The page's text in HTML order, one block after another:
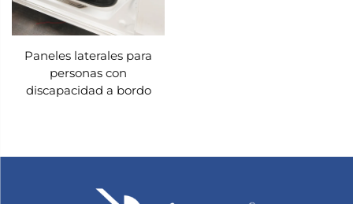
Paneles laterales para
personas con
discapacidad a bordo